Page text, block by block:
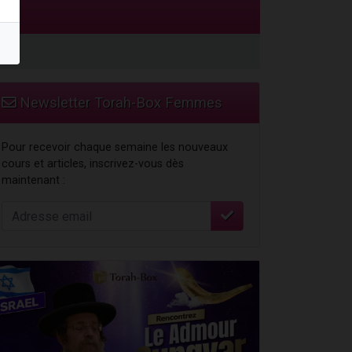
Newsletter Torah-Box Femmes
Pour recevoir chaque semaine les nouveaux
cours et articles, inscrivez-vous dès
maintenant :